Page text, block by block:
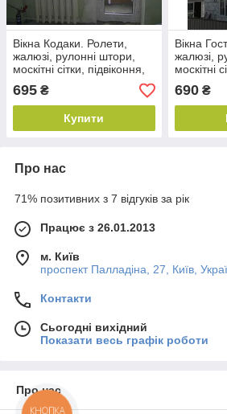
Вікна Кодаки. Ролети,
жалюзі, рулонні штори,
москітні сітки, підвіконня,
оливи недорого купити.
Пластикові вікна в
Кодаках.
695 ₴
Купити
Вікна
жалюзі,
москітні
відливи
Балкони
Балкони
690₴
Про нас
71% позитивних з 7 відгуків за рік
Працює з 26.01.2013
м. Київ
проспект Палладіна, 27, Київ,
Контакти
Сьогодні вихідний
Показати весь графік роботи
Про нас
КНОПКА